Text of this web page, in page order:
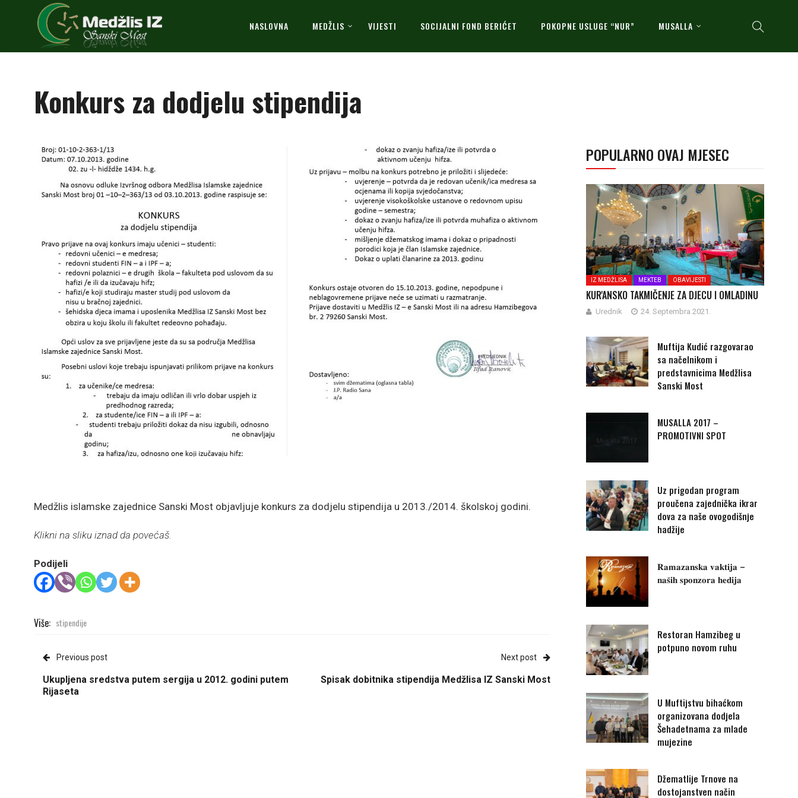
NASLOVNA MEDŽLIS VIJESTI SOCIJALNI FOND BERIĆET POKOPNE USLUGE “NUR” MUSALLA
Konkurs za dodjelu stipendija
Medžlis islamske zajednice Sanski Most objavljuje konkurs za dodjelu stipendija u 2013./2014. školskoj godini.
Klikni na sliku iznad da povećaš.
Podijeli
Više: stipendije
Previous post
Ukupljena sredstva putem sergija u 2012. godini putem
Rijaseta
Next post
Spisak dobitnika stipendija Medžlisa IZ Sanski Most
POPULARNO OVAJ MJESEC
IZ MEDŽLISA MEKTEB OBAVIJESTI
KUR'ANSKO TAKMIČENJE ZA DJECU I OMLADINU
Urednik 24. Septembra 2021.
Muftija Kudić razgovarao
sa načelnikom i
predstavnicima Medžlisa
Sanski Most
MUSALLA 2017 –
PROMOTIVNI SPOT
Uz prigodan program
proučena zajednička ikrar
dova za naše ovogodišnje
hadžije
𝐑𝐚𝐦𝐚𝐳𝐚𝐧𝐬𝐤𝐚 𝐯𝐚𝐤𝐭𝐢𝐣𝐚 –
𝐧𝐚𝐬̌𝐢𝐡 𝐬𝐩𝐨𝐧𝐳𝐨𝐫𝐚 𝐡𝐞𝐝𝐢𝐣𝐚
Restoran Hamzibeg u
potpuno novom ruhu
U Muftijstvu bihaćkom
organizovana dodjela
Šehadetnama za mlade
mujezine
Džematlije Trnove na
dostojanstven način